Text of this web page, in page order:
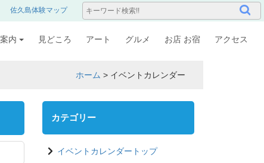
佐久島体験マップ
内 見どころ アート グルメ お店 お宿 アクセス
ホーム > イベントカレンダー
カテゴリー
イベントカレンダートップ